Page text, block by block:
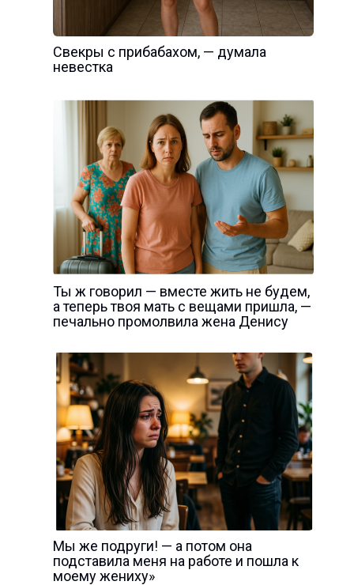
Свекры с прибабахом, — думала
невестка
Ты ж говорил — вместе жить не будем,
а теперь твоя мать с вещами пришла, —
печально промолвила жена Денису
Мы же подруги! — а потом она
подставила меня на работе и пошла к
моему жениху»